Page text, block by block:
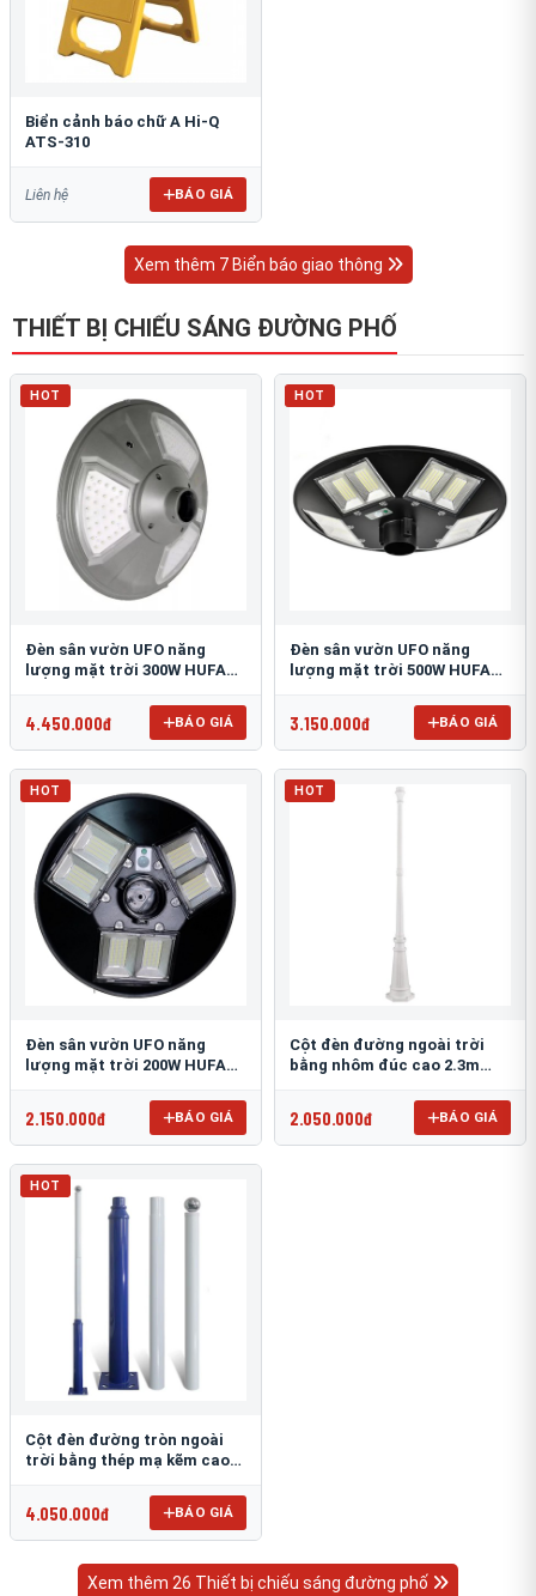
Biển cảnh báo chữ A Hi-Q
ATS-310
Liên hệ BÁO GIÁ
Xem thêm 7 Biển báo giao thông
THIẾT BỊ CHIẾU SÁNG ĐƯỜNG PHỐ
HOT
Đèn sân vườn UFO năng
lượng mặt trời 300W HUFA
4.450.000đ BÁO GIÁ
HOT
Đèn sân vườn UFO năng
lượng mặt trời 500W HUFA
3.150.000đ BÁO GIÁ
HOT
Đèn sân vườn UFO năng
lượng mặt trời 200W HUFA
2.150.000đ BÁO GIÁ
HOT
Cột đèn đường ngoài trời
bằng nhôm đúc cao 2.3m
2.050.000đ BÁO GIÁ
HOT
Cột đèn đường tròn ngoài
trời bằng thép mạ kẽm cao
4.050.000đ BÁO GIÁ
Xem thêm 26 Thiết bị chiếu sáng đường phố